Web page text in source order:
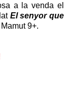
a la venda el
El senyor que
9+.